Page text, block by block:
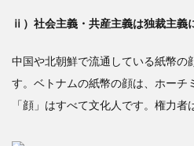
ⅱ）社会主義・共産主義は独裁主義
中国や北朝鮮で流通している紙幣の
す。ベトナムの紙幣の顔は、ホーチ
「顔」はすべて文化人です。権力者